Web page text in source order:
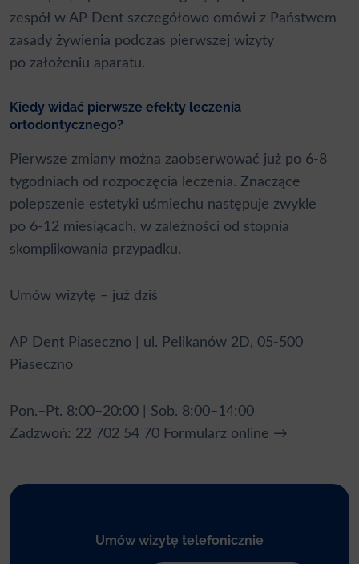
zespół w AP Dent szczegółowo omówi z Państwem
zasady żywienia podczas pierwszej wizyty
po założeniu aparatu.
Kiedy widać pierwsze efekty leczenia
ortodontycznego?
Pierwsze zmiany można zaobserwować już po 6-8
tygodniach od rozpoczęcia leczenia. Znaczące
polepszenie estetyki uśmiechu następuje zwykle
po 6-12 miesiącach, w zależności od stopnia
skomplikowania przypadku.
Umów wizytę – już dziś
AP Dent Piaseczno | ul. Pelikanów 2D, 05-500
Piaseczno
Pon.–Pt. 8:00–20:00 | Sob. 8:00–14:00
Zadzwoń: 22 702 54 70 Formularz online →
Umów wizytę telefonicznie